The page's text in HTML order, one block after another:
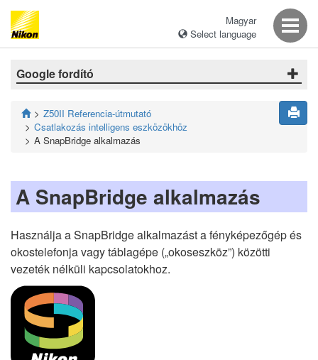
Magyar
Select language
Google fordító
Z50II Referencia-útmutató
Csatlakozás intelligens eszközökhöz
A SnapBridge alkalmazás
A SnapBridge alkalmazás
Használja a SnapBridge alkalmazást a fényképezőgép és
okostelefonja vagy táblagépe („okoseszköz”) közötti
vezeték nélküli kapcsolatokhoz.